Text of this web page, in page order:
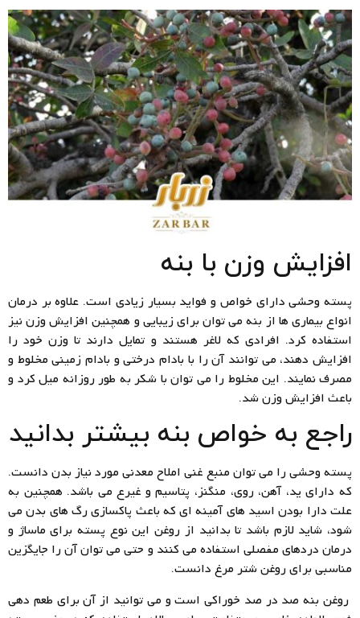
افزایش وزن با بنه
پسته وحشی دارای خواص و فواید بسیار زیادی است. علاوه بر درمان
انواع بیماری ها از بنه می توان برای زیبایی و همچنین افزایش وزن نیز
استفاده کرد. افرادی که لاغر هستند و تمایل دارند تا وزن خود را
افزایش دهند، می توانند آن را با بادام درختی و بادام زمینی مخلوط و
مصرف نمایند. این مخلوط را می توان با شکر به طور روزانه میل کرد و
باعث افزایش وزن شد.
راجع به خواص بنه بیشتر بدانید
پسته وحشی را می توان منبع غنی املاح معدنی مورد نیاز بدن دانست.
که دارای ید، آهن، روی، منگنز، پتاسیم و غیرع می باشد. همچنین به
علت دارا بودن اسید های آمینه ای که باعث پاکسازی رگ های بدن می
شود، شاید لازم باشد تا بدانید از روغن این نوع پسته برای ماساژ و
درمان دردهای مفصلی استفاده می کنند و حتی می توان آن را جایگزین
مناسبی برای روغن شتر مرغ دانست.
روغن بنه صد در صد خوراکی است و می توانید از آن برای طعم دهی